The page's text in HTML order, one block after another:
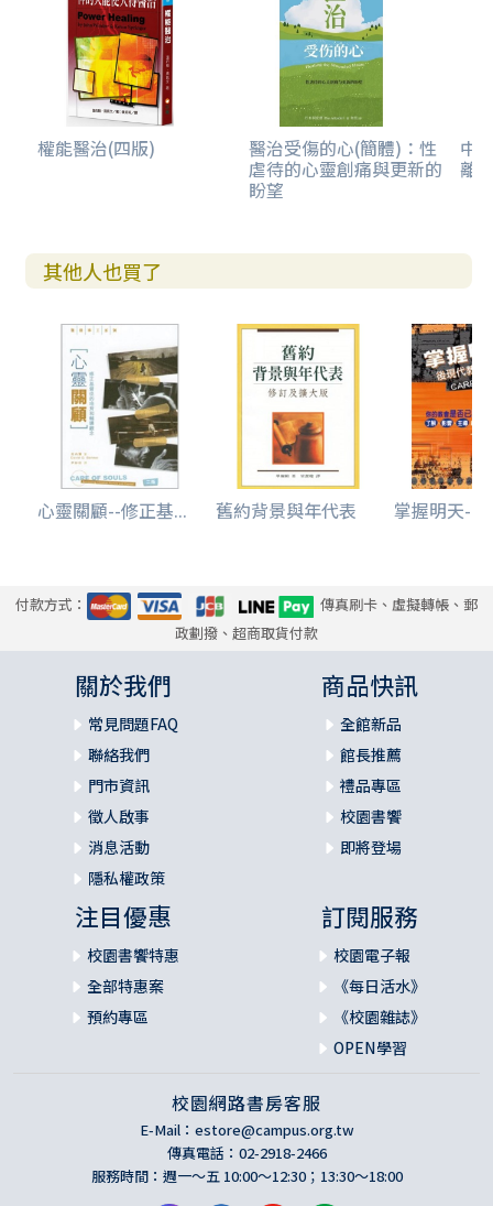
權能醫治(四版) 醫治受傷的心(簡體)：性
虐待的心靈創痛與更新的
盼望
中
離
其他人也買了
心靈關顧--修正基... 舊約背景與年代表 掌握明天--
付款方式：
傳真刷卡、虛擬轉帳、郵
政劃撥、超商取貨付款
關於我們
常見問題FAQ
聯絡我們
門市資訊
徵人啟事
消息活動
隱私權政策
商品快訊
全館新品
館長推薦
禮品專區
校園書饗
即將登場
注目優惠
校園書饗特惠
全部特惠案
預約專區
訂閱服務
校園電子報
《每日活水》
《校園雜誌》
OPEN學習
校園網路書房客服
E-Mail： estore@campus.org.tw
傳真電話：02-2918-2466
服務時間：週一～五 10:00～12:30；13:30～18:00